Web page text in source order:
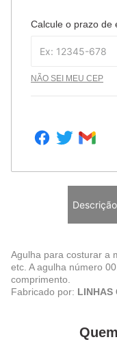
Calcule o prazo de
NÃO SEI MEU CEP
Descrição
Agulha para costurar a
etc. A agulha número
comprimento.
Fabricado por: LINHAS